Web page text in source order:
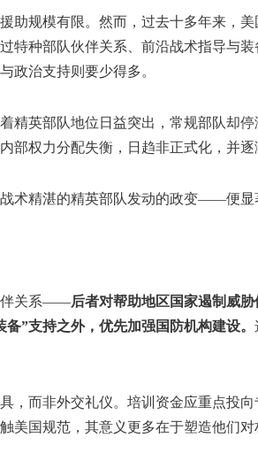
助规模有限。然而，过去十多年来，
种部队伙伴关系、前沿战术指导与
政治支持则要少得多。
精英部队地位日益突出，常规部队却
部权力分配失衡，日趋非正式化，并逐
术精湛的精英部队发动的政变——便显
伴关系——后者对帮助地区国家遏制威
”支持之外，优先加强国防机构建设。
，而非外交礼仪。培训资金应重点投
美国规范，其意义更多在于塑造他们对